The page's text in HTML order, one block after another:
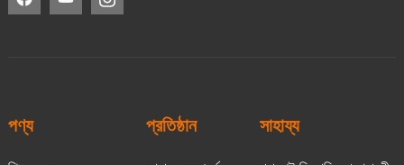
পণ্য প্রতিষ্ঠান সাহায্য